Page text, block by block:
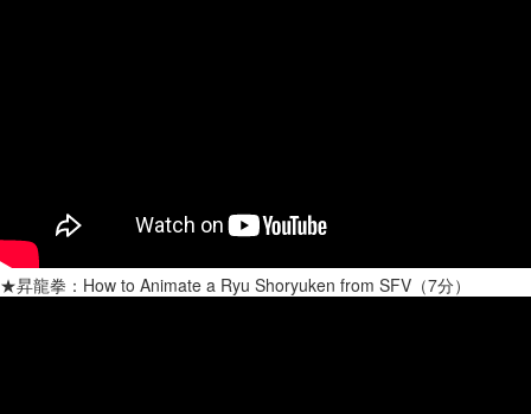
★昇龍拳：How to Animate a Ryu Shoryuken from SFV（7分）